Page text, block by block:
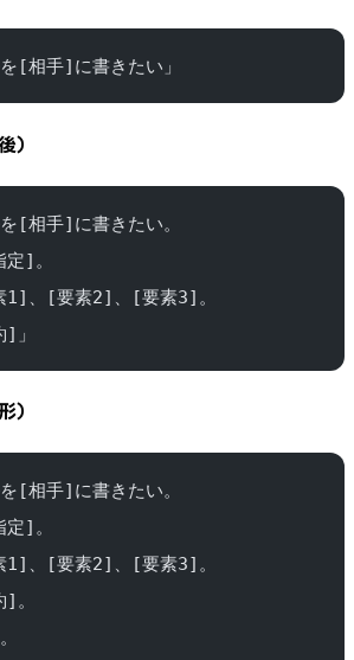
[相手]に書きたい」
）
[相手]に書きたい。
]。
1]、[要素2]、[要素3]。
」
）
[相手]に書きたい。
]。
1]、[要素2]、[要素3]。
。